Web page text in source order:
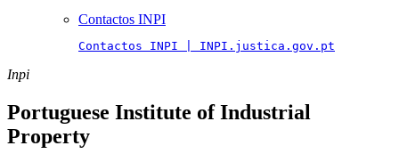
Contactos INPI
Contactos INPI | INPI.justica.gov.pt
Inpi
Portuguese Institute of Industrial
Property